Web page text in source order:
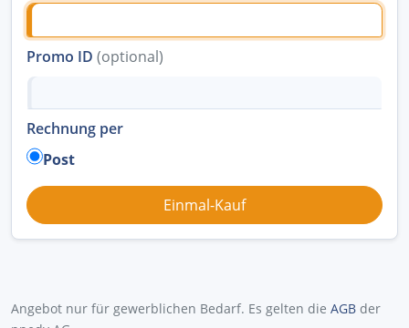
Promo ID (optional)
Rechnung per
Post
Angebot nur für gewerblichen Bedarf. Es gelten die AGB der